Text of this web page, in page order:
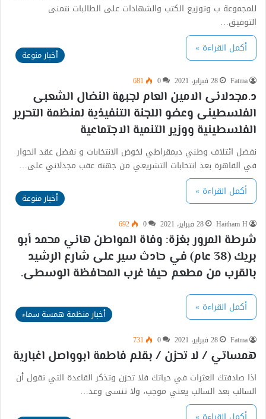
للمجموعة ب وتوزيع الكتب والشهادات على الطالبات نتمنى
التوفيق…
أكمل القراءة »
أخبار منوعة
Fatma 28 فبراير، 2021 0
681
د.مجدلانى الامين العام لجبهة النضال الشعبى
الفلسطينى وعضو اللجنة التنفيذية لمنظمة التحرير
الفلسطينية ووزير التنمية الاجتماعية
نفضل ائتلاف وطني ديمقراطي لخوض الانتخابات و نفضل عقد الحوار
في القاهرة بعد انتخابات التشريعي من جهته عقب مجدلاني على…
أكمل القراءة »
أخبار منوعة
Haitham H 28 فبراير، 2021 0
692
شرطة المرور بغزة: وفاة المواطن هاني محمد أبو
بريك (38 عام) في حادث سير على شارع الرشيد
بالقرب من مطعم حيفا غرب المحافظة الوسطى.
أكمل القراءة » أخبار منظمة همسة سماء
Fatma 28 فبراير، 2021 0
731
همساتي / لا تحزن / بقلم فاطمة ابوواصل اغبارية
اذا صادفتك العثرات في حياتك فلا تحزن وتذكر القاعدة التي تقول أن
السالب بعد السالب يعني موجب، ولا تنسى وعد…